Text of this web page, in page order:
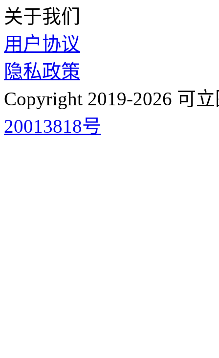
关于我们
用户协议
隐私政策
Copyright 2019-2026 可
20013818号